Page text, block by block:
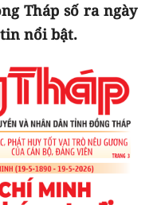
Tháp số ra ngày
nổi bật.